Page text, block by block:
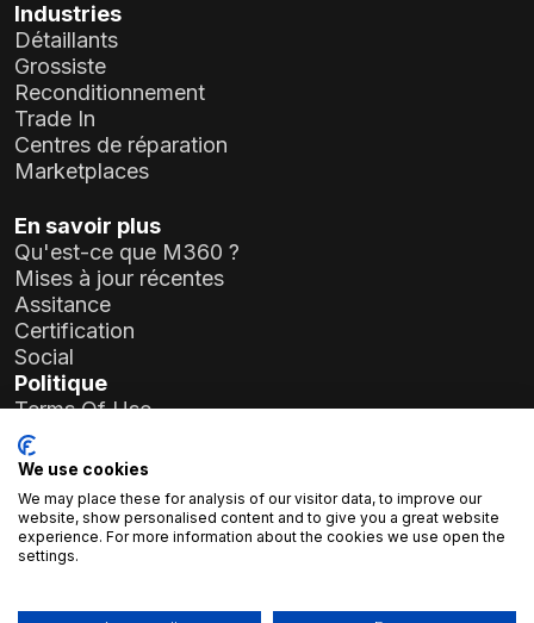
Industries
Détaillants
Grossiste
Reconditionnement
Trade In
Centres de réparation
Marketplaces
En savoir plus
Qu'est-ce que M360 ?
Mises à jour récentes
Assitance
Certification
Social
Politique
Terms Of Use
Privacy Policy
General Data Protection Regulation (GDPR)
Informations sur l'entreprise
Atlas Soft Ltd.
19-35 rue Prielle Kornélia
We use cookies
We may place these for analysis of our visitor data, to improve our
website, show personalised content and to give you a great website
experience. For more information about the cookies we use open the
settings.